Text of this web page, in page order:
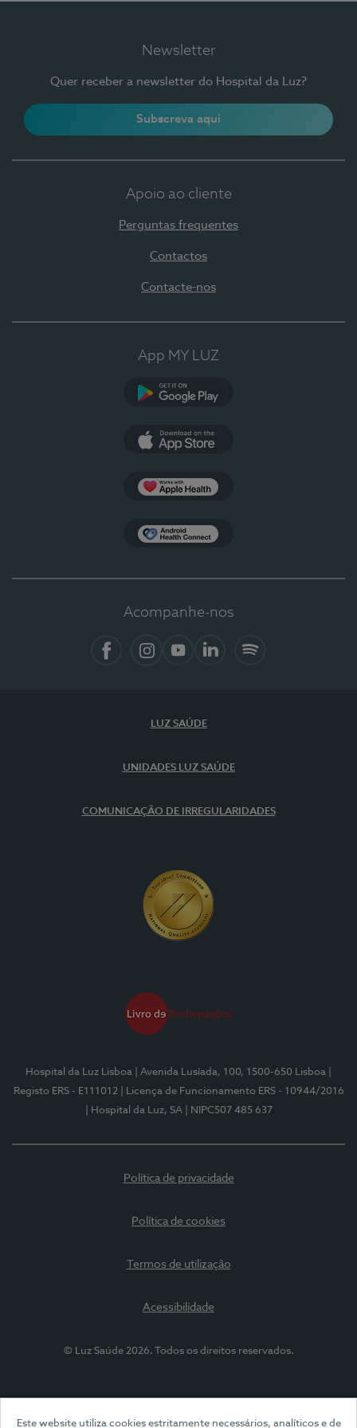
Este website utiliza cookies estritamente necessários, analíticos e de
Newsletter
Quer receber a newsletter do Hospital da Luz?
Subscreva aqui
Apoio ao cliente
Perguntas frequentes
Contactos
Contacte-nos
App MY LUZ
Acompanhe-nos
LUZ SAÚDE
UNIDADES LUZ SAÚDE
COMUNICAÇÃO DE IRREGULARIDADES
Hospital da Luz Lisboa | Avenida Lusíada, 100, 1500-650 Lisboa
Registo ERS - E111012
| Licença de Funcionamento ERS - 10944/2016
| Hospital da Luz, SA
| NIPC507 485 637
Política de privacidade
Política de cookies
Termos de utilização
Acessibilidade
© Luz Saúde 2026. Todos os direitos reservados.